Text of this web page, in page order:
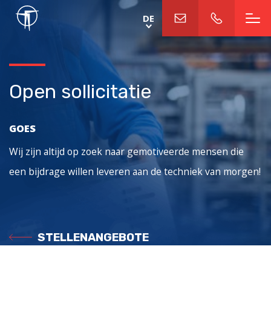
Direkt
DE
Open sollicitatie
GOES
Wij zijn altijd op zoek naar gemotiveerde mensen die
een bijdrage willen leveren aan de techniek van morgen!
STELLENANGEBOTE